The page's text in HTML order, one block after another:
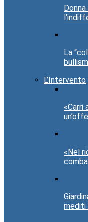
La
L’Intervento
«Carri
«Nel
mediti